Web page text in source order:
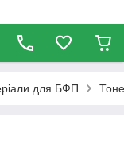
для БФП